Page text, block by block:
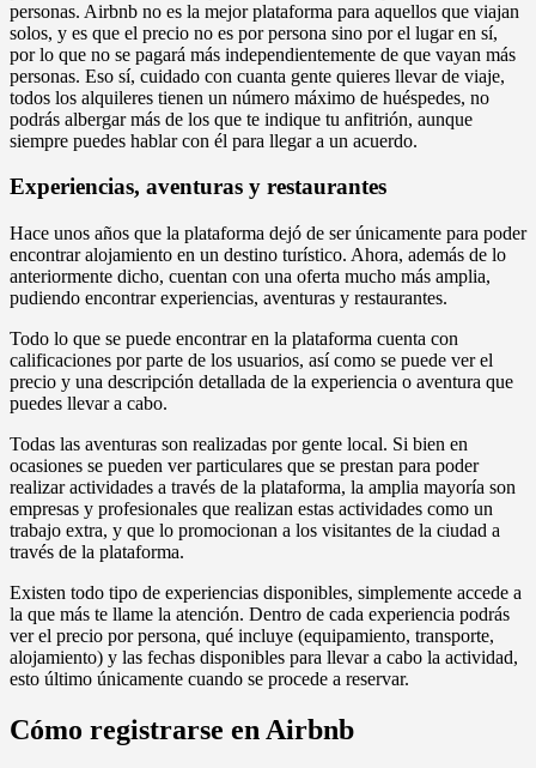
personas. Airbnb no es la mejor plataforma para aquellos que viajan
solos, y es que el precio no es por persona sino por el lugar en sí,
por lo que no se pagará más independientemente de que vayan más
personas. Eso sí, cuidado con cuanta gente quieres llevar de viaje,
todos los alquileres tienen un número máximo de huéspedes, no
podrás albergar más de los que te indique tu anfitrión, aunque
siempre puedes hablar con él para llegar a un acuerdo.
Experiencias, aventuras y restaurantes
Hace unos años que la plataforma dejó de ser únicamente para poder
encontrar alojamiento en un destino turístico. Ahora, además de lo
anteriormente dicho, cuentan con una oferta mucho más amplia,
pudiendo encontrar experiencias, aventuras y restaurantes.
Todo lo que se puede encontrar en la plataforma cuenta con
calificaciones por parte de los usuarios, así como se puede ver el
precio y una descripción detallada de la experiencia o aventura que
puedes llevar a cabo.
Todas las aventuras son realizadas por gente local. Si bien en
ocasiones se pueden ver particulares que se prestan para poder
realizar actividades a través de la plataforma, la amplia mayoría son
empresas y profesionales que realizan estas actividades como un
trabajo extra, y que lo promocionan a los visitantes de la ciudad a
través de la plataforma.
Existen todo tipo de experiencias disponibles, simplemente accede a
la que más te llame la atención. Dentro de cada experiencia podrás
ver el precio por persona, qué incluye (equipamiento, transporte,
alojamiento) y las fechas disponibles para llevar a cabo la actividad,
esto último únicamente cuando se procede a reservar.
Cómo registrarse en Airbnb